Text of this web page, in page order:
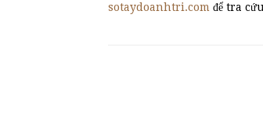
sotaydoanhtri.com để tra